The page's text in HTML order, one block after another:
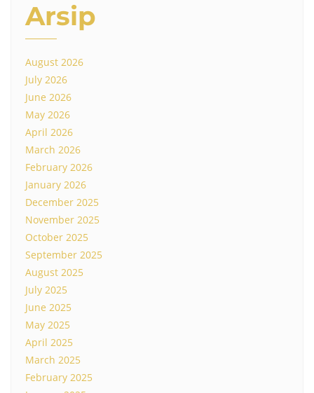
Arsip
August 2026
July 2026
June 2026
May 2026
April 2026
March 2026
February 2026
January 2026
December 2025
November 2025
October 2025
September 2025
August 2025
July 2025
June 2025
May 2025
April 2025
March 2025
February 2025